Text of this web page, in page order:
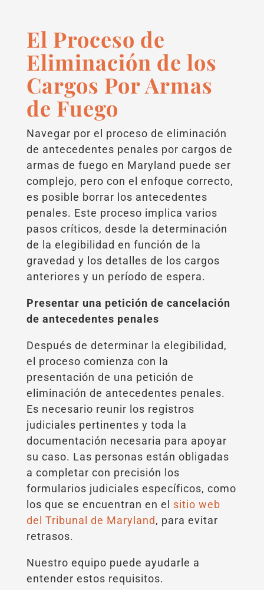
El Proceso de
Eliminación de los
Cargos Por Armas
de Fuego
Navegar por el proceso de eliminación
de antecedentes penales por cargos de
armas de fuego en Maryland puede ser
complejo, pero con el enfoque correcto,
es posible borrar los antecedentes
penales. Este proceso implica varios
pasos críticos, desde la determinación
de la elegibilidad en función de la
gravedad y los detalles de los cargos
anteriores y un período de espera.
Presentar una petición de cancelación
de antecedentes penales
Después de determinar la elegibilidad,
el proceso comienza con la
presentación de una petición de
eliminación de antecedentes penales.
Es necesario reunir los registros
judiciales pertinentes y toda la
documentación necesaria para apoyar
su caso. Las personas están obligadas
a completar con precisión los
formularios judiciales específicos, como
los que se encuentran en el sitio web
del Tribunal de Maryland, para evitar
retrasos.
Nuestro equipo puede ayudarle a
entender estos requisitos.